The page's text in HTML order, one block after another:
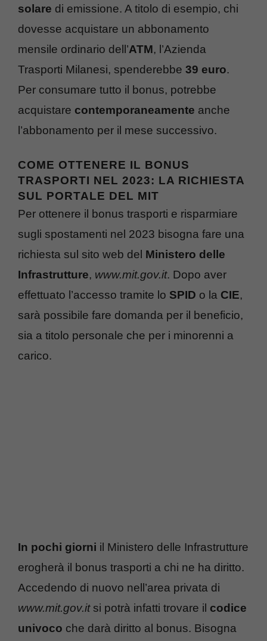
solare di emissione. A titolo di esempio, chi
dovesse acquistare un abbonamento
mensile ordinario dell’ATM, l’Azienda
Trasporti Milanesi, spenderebbe 39 euro.
Per consumare tutto il bonus, potrebbe
acquistare contemporaneamente anche
l’abbonamento per il mese successivo.
COME OTTENERE IL BONUS
TRASPORTI NEL 2023: LA RICHIESTA
SUL PORTALE DEL MIT
Per ottenere il bonus trasporti e risparmiare
sugli spostamenti nel 2023 bisogna fare una
richiesta sul sito web del Ministero delle
Infrastrutture, www.mit.gov.it. Dopo aver
effettuato l’accesso tramite lo SPID o la CIE,
sarà possibile fare domanda per il beneficio,
sia a titolo personale che per i minorenni a
carico.
In pochi giorni il Ministero delle Infrastrutture
erogherà il bonus trasporti a chi ne ha diritto.
Accedendo di nuovo nell’area privata di
www.mit.gov.it si potrà infatti trovare il codice
univoco che darà diritto al bonus. Bisogna